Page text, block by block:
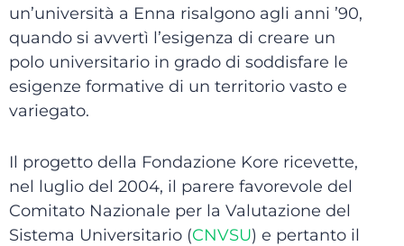
un’università a Enna risalgono agli anni ’90,
quando si avvertì l’esigenza di creare un
polo universitario in grado di soddisfare le
esigenze formative di un territorio vasto e
variegato.
Il progetto della Fondazione Kore ricevette,
nel luglio del 2004, il parere favorevole del
Comitato Nazionale per la Valutazione del
Sistema Universitario (CNVSU) e pertanto il